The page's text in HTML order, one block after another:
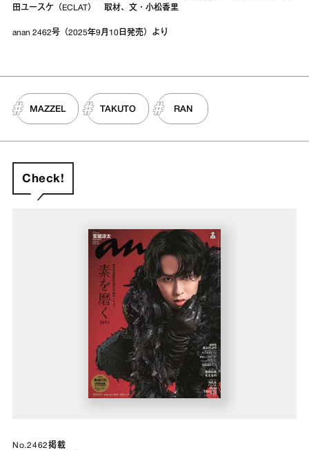
田ユースケ（ECLAT） 取材、文・小松香里
anan 2462号（2025年9月10日発売）より
MAZZEL TAKUTO RAN
Check!
No.2462掲載